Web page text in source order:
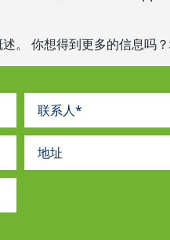
。 你想得到更多的信息吗？